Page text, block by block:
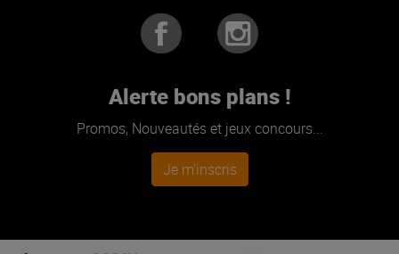
Alerte bons plans !
Promos, Nouveautés et jeux concours...
Je m'inscris